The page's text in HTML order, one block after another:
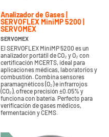
Analizador de Gases |
SERVOFLEX MiniMP 5200 |
SERVOMEX
SERVOMEX
El SERVOFLEX MiniMP 5200 es un
analizador portátil de CO₂ y O₂ con
certificación MCERTS, ideal para
aplicaciones médicas, laboratorios y
combustión. Combina sensores
paramagnéticos (O₂) e infrarrojos
(CO₂), ofrece precisión ±0.05% y
funciona con batería. Perfecto para
verificación de gases médicos,
fermentación y CEMS.